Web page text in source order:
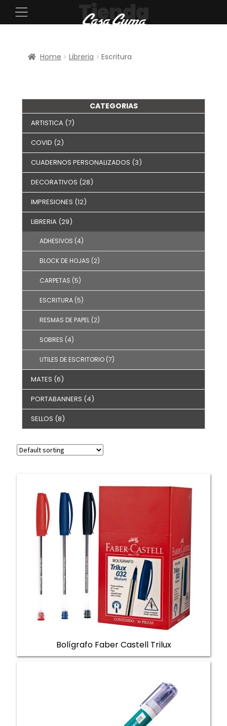
Tienda
Home Libreria Escritura
CATEGORIAS
ARTISTICA(7)
COVID (2)
CUADERNOS PERSONALIZADOS (3)
DECORATIVOS (28)
IMPRESIONES (12)
LIBRERIA(29)
ADHESIVOS (4)
BLOCK DE HOJAS (2)
CARPETAS (5)
ESCRITURA(5)
RESMAS DE PAPEL(2)
SOBRES (4)
UTILES DE ESCRITORIO(7)
MATES (6)
PORTABANNERS (4)
SELLOS (8)
Bolígrafo Faber Castell Trilux